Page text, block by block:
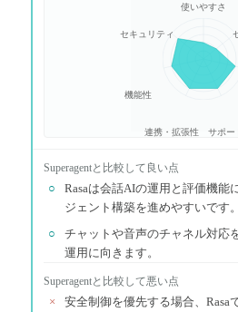
使いやすさ
サポー
連携・拡張性
機能性
セキュリティ
Superagentと比較して良い点
○
Rasaは会話AIの運用と評価機能
ジェント構築を進めやすいです。
○
チャットや音声のチャネル対応
運用に向きます。
Superagentと比較して悪い点
×
安全制御を優先する場合、Rasa